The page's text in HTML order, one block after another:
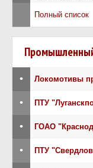
Полный список
• Локомотивы
• ПТУ
• ГОАО
• ПТУ